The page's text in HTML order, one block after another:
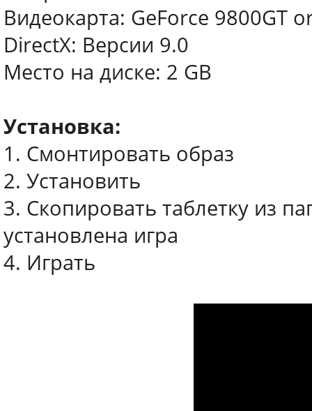
Видеокарта: GeForce 9800GT
DirectX: Версии 9.0
Место на диске: 2 GB
Установка:
1. Смонтировать образ
2. Установить
3. Скопировать таблетку из
установлена игра
4. Играть